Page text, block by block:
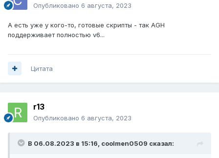
Опубликовано 6 августа, 2023
А есть уже у кого-то, готовые скрипты - так AGH
поддерживает полностью v6...
Цитата
r13
Опубликовано 6 августа, 2023
В 06.08.2023 в 15:16, coolmen0509 сказал: